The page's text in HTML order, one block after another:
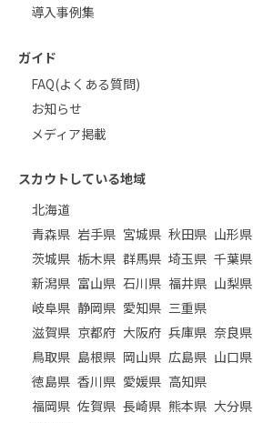
導入事例集
ガイド
FAQ(よくある質問)
お知らせ
メディア掲載
スカウトしている地域
北海道
青森県 岩手県 宮城県 秋田県 山形県
茨城県 栃木県 群馬県 埼玉県 千葉県
新潟県 富山県 石川県 福井県 山梨県
岐阜県 静岡県 愛知県 三重県
滋賀県 京都府 大阪府 兵庫県 奈良県
鳥取県 島根県 岡山県 広島県 山口県
徳島県 香川県 愛媛県 高知県
福岡県 佐賀県 長崎県 熊本県 大分県